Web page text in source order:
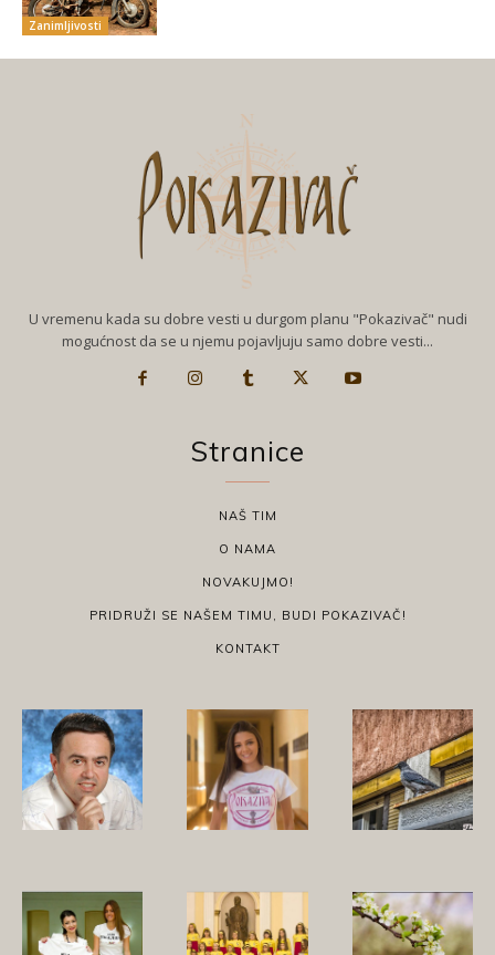
Zanimljivosti
U vremenu kada su dobre vesti u durgom planu "Pokazivač" nudi
mogućnost da se u njemu pojavljuju samo dobre vesti...
Stranice
NAŠ TIM
O NAMA
NOVAKUJMO!
PRIDRUŽI SE NAŠEM TIMU, BUDI POKAZIVAČ!
KONTAKT